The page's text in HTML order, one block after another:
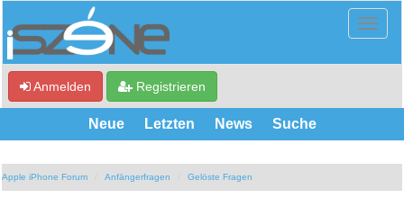
Anmelden Registrieren
Neue Letzten News Suche
Apple iPhone Forum Anfängerfragen Gelöste Fragen